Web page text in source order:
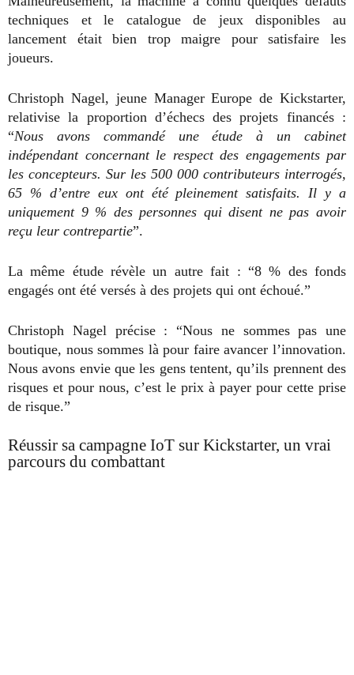
techniques et le catalogue de jeux disponibles au
lancement était bien trop maigre pour satisfaire les
joueurs.
Christoph Nagel, jeune Manager Europe de Kickstarter,
relativise la proportion d’échecs des projets financés :
“Nous avons commandé une étude à un cabinet
indépendant concernant le respect des engagements par
les concepteurs. Sur les 500 000 contributeurs interrogés,
65 % d’entre eux ont été pleinement satisfaits. Il y a
uniquement 9 % des personnes qui disent ne pas avoir
reçu leur contrepartie”.
La même étude révèle un autre fait : “8 % des fonds
engagés ont été versés à des projets qui ont échoué.”
Christoph Nagel précise : “Nous ne sommes pas une
boutique, nous sommes là pour faire avancer l’innovation.
Nous avons envie que les gens tentent, qu’ils prennent des
risques et pour nous, c’est le prix à payer pour cette prise
de risque.”
Réussir sa campagne IoT sur Kickstarter, un vrai
parcours du combattant